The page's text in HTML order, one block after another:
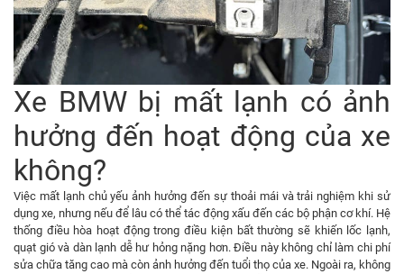
Xe BMW bị mất lạnh có ảnh
hưởng đến hoạt động của xe
không?
Việc mất lạnh chủ yếu ảnh hưởng đến sự thoải mái và trải nghiệm khi sử
dụng xe, nhưng nếu để lâu có thể tác động xấu đến các bộ phận cơ khí. Hệ
thống điều hòa hoạt động trong điều kiện bất thường sẽ khiến lốc lạnh,
quạt gió và dàn lạnh dễ hư hỏng nặng hơn. Điều này không chỉ làm chi phí
sửa chữa tăng cao mà còn ảnh hưởng đến tuổi thọ của xe. Ngoài ra, không